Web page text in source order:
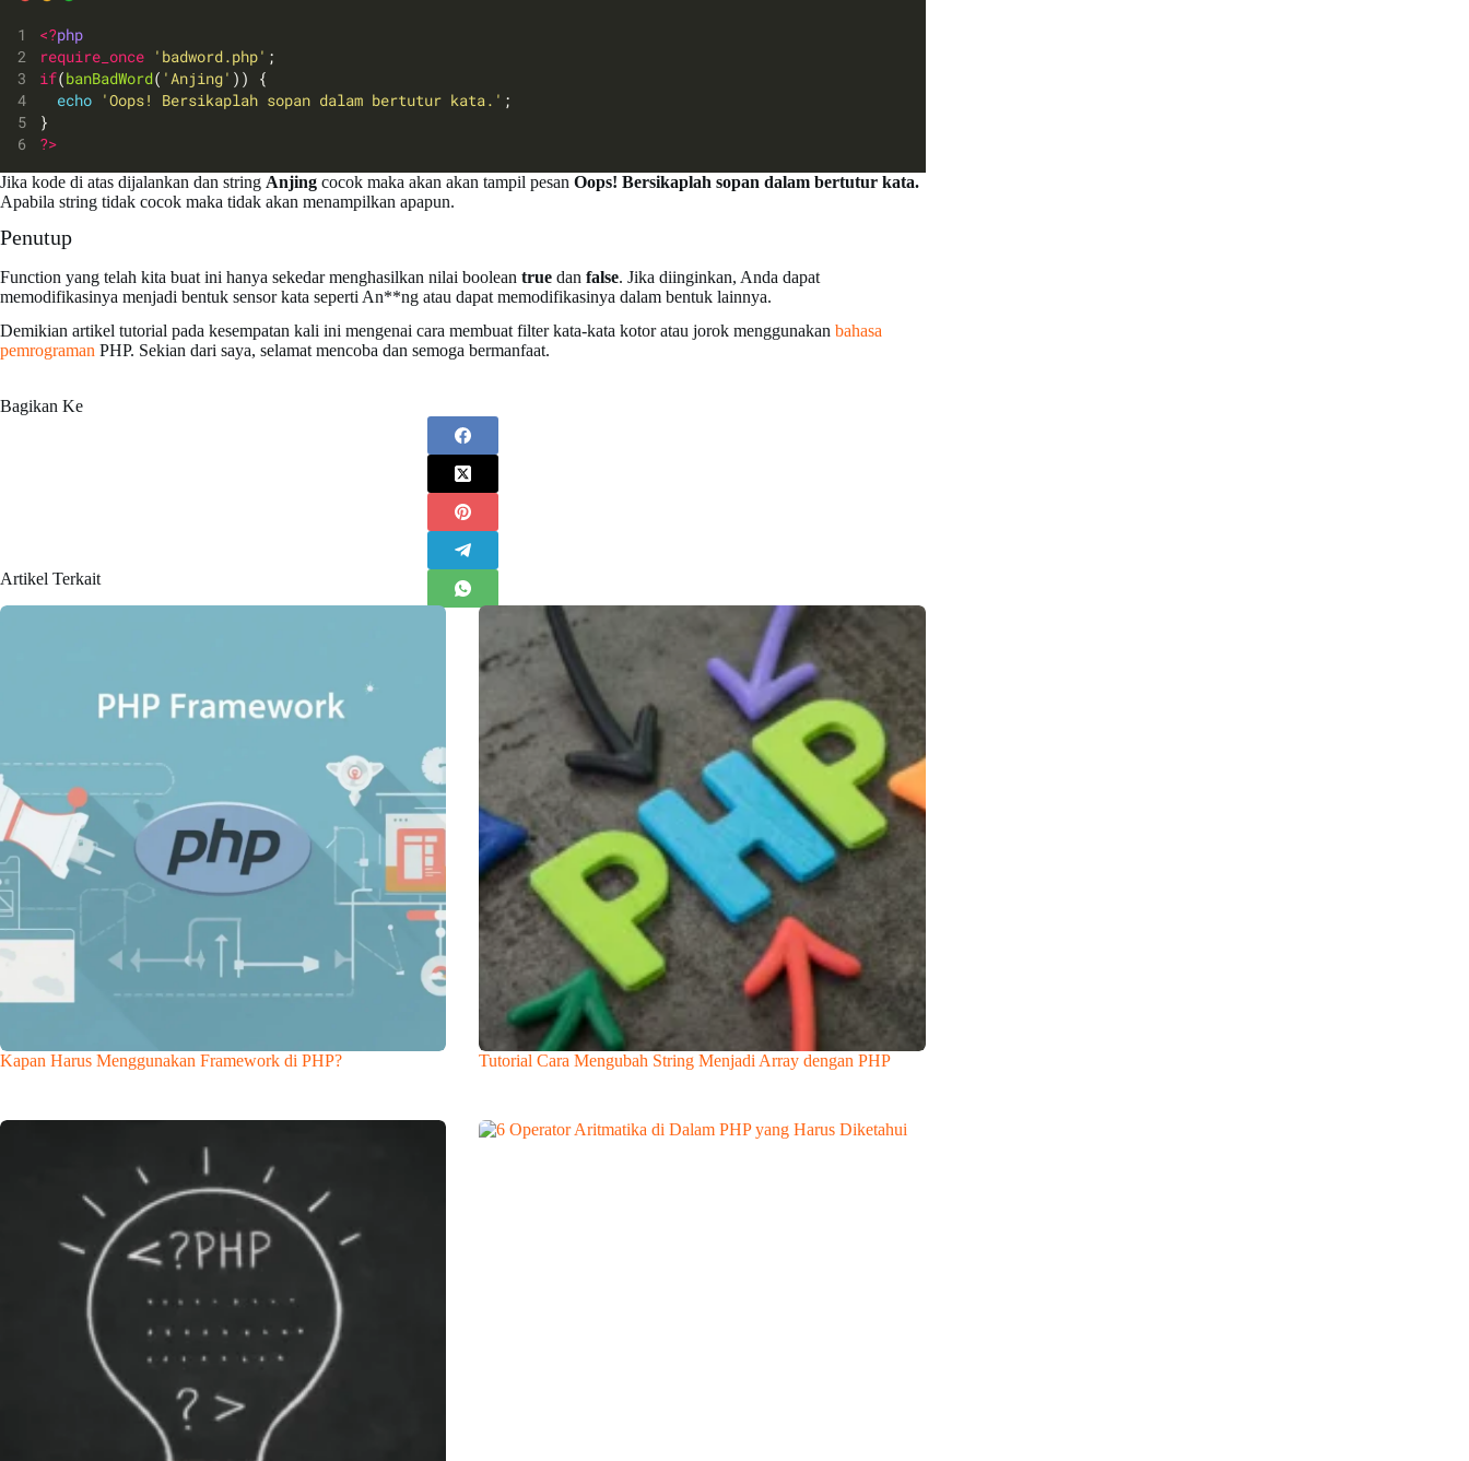
<?php
require_once 'badword.php' ;
if(banBadWord( 'Anjing' )) {
echo 'Oops! Bersikaplah sopan dalam bertutur kata.' ;
}
?>
Jika kode di atas dijalankan dan string Anjing cocok maka akan akan tampil pesan Oops! Bersikaplah sopan dalam bertutur kata.
Apabila string tidak cocok maka tidak akan menampilkan apapun.
Penutup
Function yang telah kita buat ini hanya sekedar menghasilkan nilai boolean true dan false. Jika diinginkan, Anda dapat
memodifikasinya menjadi bentuk sensor kata seperti An**ng atau dapat memodifikasinya dalam bentuk lainnya.
Demikian artikel tutorial pada kesempatan kali ini mengenai cara membuat filter kata-kata kotor atau jorok menggunakan bahasa
pemrograman PHP. Sekian dari saya, selamat mencoba dan semoga bermanfaat.
Bagikan Ke
Artikel Terkait
Kapan Harus Menggunakan Framework di PHP? Tutorial Cara Mengubah String Menjadi Array dengan PHP